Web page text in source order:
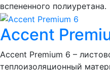
вспененного полиуретана.
Accent
Accent Premium 6 –
теплоизоляционный